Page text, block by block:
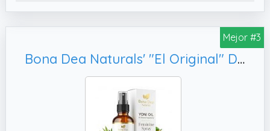
Mejor #3
Bona Dea Naturals' "El Original" Desodorante en spray femenino natural | Aceite de yoni íntimo para aliviar ardor, olores y resequedad vaginal | Spray de 59ml